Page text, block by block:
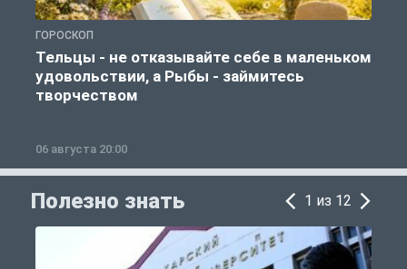
ГОРОСКОП
Тельцы - не отказывайте себе в маленьком
удовольствии, а Рыбы - займитесь
творчеством
06 августа 20:00
Полезно знать 1 из 12